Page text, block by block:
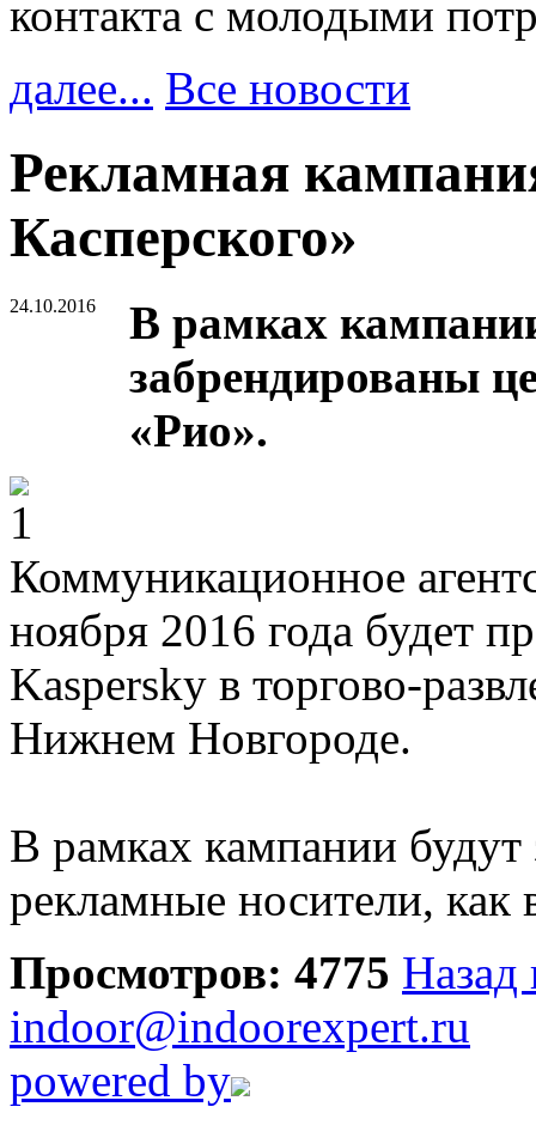
контакта с молодыми
далее... Все новости
Рекламная
Касперского»
24.10.2016
В рамках
забрендированы
«Рио».
Коммуникационное
ноября 2016 года будет
Kaspersky в торгово-
Нижнем Новгороде.
В рамках кампании будут
рекламные носители,
Просмотров: 4775 Назад
indoor@indoorexpert.ru
powered by